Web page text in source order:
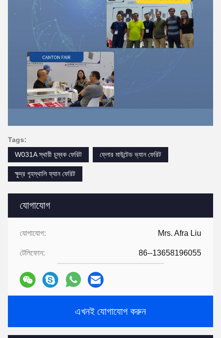
যোগাযোগ
যোগাযোগ: Mrs. Afra Liu
টেলিফোন: 86--13658196055
এখনই যোগাযোগ করুন
Tags:
W031A স্থায়ী চুম্বক ফেরিট
ফ্লোর মাউন্টেড ভ্যান ফেরিট
ক্ষুদ্র গৃহস্থালি ফ্যান ফেরিট